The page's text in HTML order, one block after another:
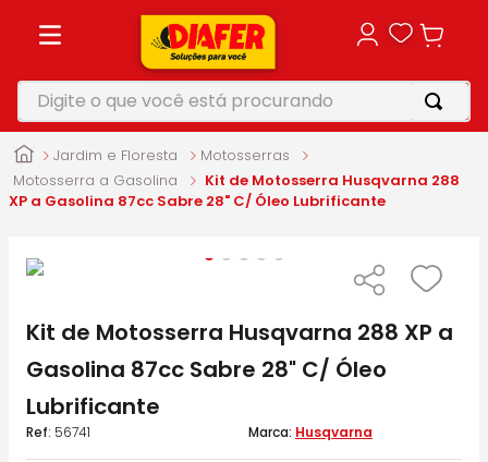
Digite o que você está procurando
Jardim e Floresta
Motosserras
Motosserra a Gasolina
Kit de Motosserra Husqvarna 288
XP a Gasolina 87cc Sabre 28" C/ Óleo Lubrificante
Kit de Motosserra Husqvarna 288 XP a
Gasolina 87cc Sabre 28" C/ Óleo
Lubrificante
: 56741 Husqvarna
1º
motosserra
parafusadeira
5º makita